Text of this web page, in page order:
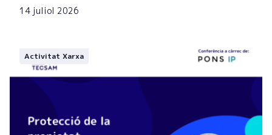
14 juliol 2026
Activitat Xarxa